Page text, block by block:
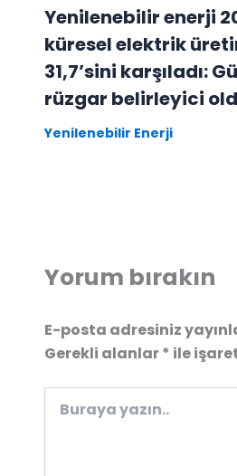
Yenilenebilir enerji
küresel elektrik
31,7’sini karşıladı:
rüzgar belirleyici
Yenilenebilir Enerji
Yorum bırakın
E-posta adresiniz
Gerekli alanlar* ile
yazın..